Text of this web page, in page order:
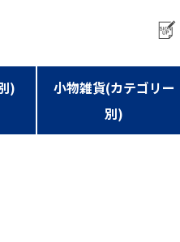
)
小物雑貨(カテゴリー
別)